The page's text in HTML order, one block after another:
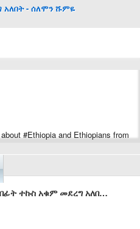
- ሰለሞን ሹምዬ
#Ethiopia and Ethiopians from
Mereja.com
music, sports, arts, and
ከብሄራዊ ውይይቱ በፊት ተኩስ አቁም መደረግ አለበት - ሰለሞን ሹምዬ